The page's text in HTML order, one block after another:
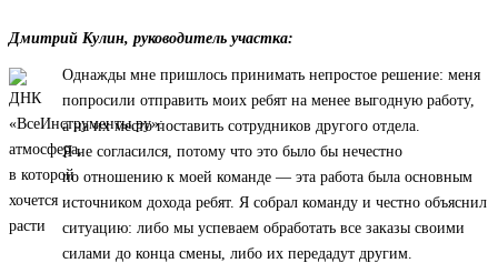
Дмитрий Кулин, руководитель участка:
Однажды мне пришлось принимать непростое решение: меня
попросили отправить моих ребят на менее выгодную работу,
а на их место поставить сотрудников другого отдела.
Я не согласился, потому что это было бы нечестно
по отношению к моей команде — эта работа была основным
источником дохода ребят. Я собрал команду и честно объяснил
ситуацию: либо мы успеваем обработать все заказы своими
силами до конца смены, либо их передадут другим.